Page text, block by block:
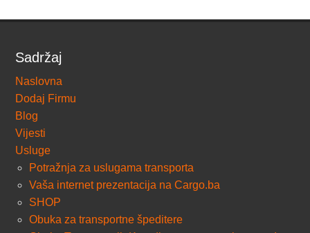
Sadržaj
Naslovna
Dodaj Firmu
Blog
Vijesti
Usluge
Potražnja za uslugama transporta
Vaša internet prezentacija na Cargo.ba
SHOP
Obuka za transportne špeditere